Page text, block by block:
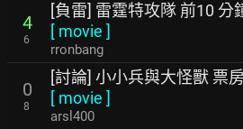
4
6
[負雷] 雷霆特攻隊 前10 分
[ movie ]
rronbang
0
8
[討論] 小小兵與大怪獸 票
[ movie ]
arsl400